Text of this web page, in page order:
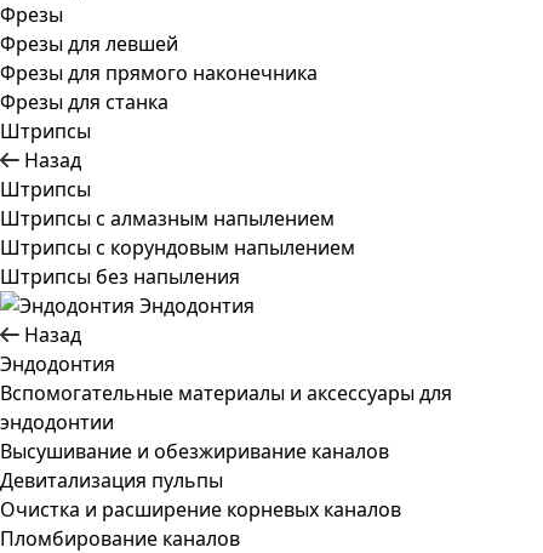
Фрезы
Фрезы для левшей
Фрезы для прямого наконечника
Фрезы для станка
Штрипсы
Назад
Штрипсы
Штрипсы c алмазным напылением
Штрипсы c корундовым напылением
Штрипсы без напыления
Эндодонтия
Назад
Эндодонтия
Вспомогательные материалы и аксессуары для
эндодонтии
Высушивание и обезжиривание каналов
Девитализация пульпы
Очистка и расширение корневых каналов
Пломбирование каналов